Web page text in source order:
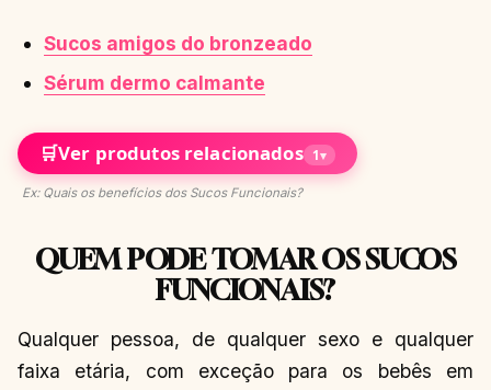
Sucos amigos do bronzeado
Sérum dermo calmante
🛒Ver produtos relacionados 1▾
Ex: Quais os benefícios dos Sucos Funcionais?
QUEM PODE TOMAR OS SUCOS
FUNCIONAIS?
Qualquer pessoa, de qualquer sexo e qualquer
faixa etária, com exceção para os bebês em